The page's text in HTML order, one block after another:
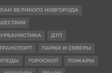
ВЕЛИКОГО НОВГОРОДА
УРБАНИСТИКА
ДТП
ПАРКИ И СКВЕРЫ
ГОРОСКОП
ПОЖАРЫ